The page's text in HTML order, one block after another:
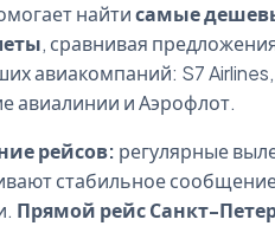
найтисамые
, сравнивая
авиакомпаний: S7
авиалинии и Аэрофлот.
рейсов: регулярные
стабильное
Прямой рейс Санкт-